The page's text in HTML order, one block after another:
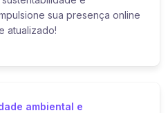
sua presença online
atualizado!
ambiental e